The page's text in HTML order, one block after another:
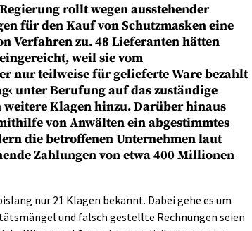
rollt wegen ausstehender
für den Kauf von Schutzmasken eine
Verfahren zu. 48 Lieferanten hätten
weil sie vom
nur teilweise für gelieferte Ware bezahlt
unter Berufung auf das zuständige
Klagen hinzu. Darüber hinaus
von Anwälten ein abgestimmtes
die betroffenen Unternehmen laut
Zahlungen von etwa 400 Millionen
nur 21 Klagen bekannt. Dabei gehe es um
und falsch gestellte Rechnungen seien